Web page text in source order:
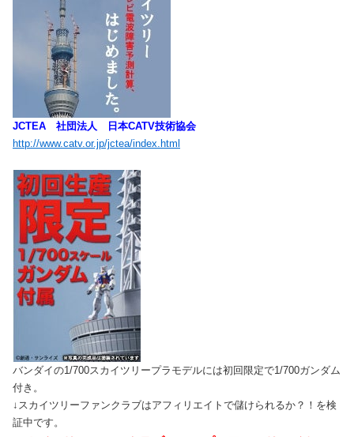
JCTEA 社団法人 日本CATV技術協会
http://www.catv.or.jp/jctea/index.html
バンダイの1/700スカイツリープラモデルには初回限定で1/700ガンダム
付き。
↓スカイツリーファンクラブはアフィリエイトで儲けられるか？！を検
証中です。